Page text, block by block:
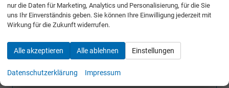
UVP ohne
34.896,– €
Sie sparen:
10.096,– €
Gesamtpreis
nur die Daten für Marketing, Analytics und Personalisierung, für die Sie
uns Ihr Einverständnis geben. Sie können Ihre Einwilligung jederzeit mit
Wirkung für die Zukunft widerrufen.
Alle akzeptieren Alle ablehnen Einstellungen
Datenschutzerklärung Impressum